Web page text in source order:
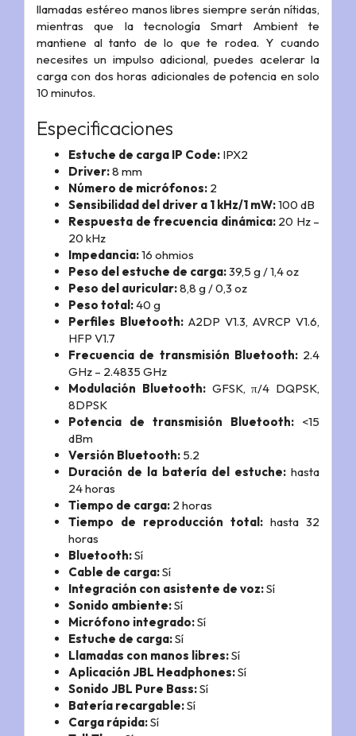
llamadas estéreo manos libres siempre serán nítidas,
mientras que la tecnología Smart Ambient te
mantiene al tanto de lo que te rodea. Y cuando
necesites un impulso adicional, puedes acelerar la
carga con dos horas adicionales de potencia en solo
10 minutos.
Especificaciones
Estuche de carga IP Code: IPX2
Driver:8 mm
Número de micrófonos: 2
Sensibilidad del driver a 1 kHz/1 mW:100 dB
Respuesta de frecuencia dinámica:20 Hz –
20 kHz
Impedancia:16 ohmios
Peso del estuche de carga:39,5 g / 1,4 oz
Peso del auricular:8,8 g / 0,3 oz
Peso total:40 g
Perfiles Bluetooth: A2DP V1.3, AVRCP V1.6,
HFP V1.7
Frecuencia de transmisión Bluetooth:2.4
GHz – 2.4835 GHz
Modulación Bluetooth:GFSK, π/4 DQPSK,
8DPSK
Potencia de transmisión Bluetooth: <15
dBm
Versión Bluetooth: 5.2
Duración de la batería del estuche: hasta
24 horas
Tiempo de carga: 2 horas
Tiempo de reproducción total: hasta 32
horas
Bluetooth:Sí
Cable de carga:Sí
Integración con asistente de voz:Sí
Sonido ambiente:Sí
Micrófono integrado:Sí
Estuche de carga:Sí
Llamadas con manos libres:Sí
Aplicación JBL Headphones:Sí
Sonido JBL Pure Bass:Sí
Batería recargable:Sí
Carga rápida:Sí